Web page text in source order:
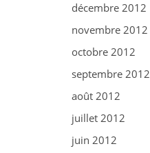
décembre 2012
novembre 2012
octobre 2012
septembre 2012
août 2012
juillet 2012
juin 2012